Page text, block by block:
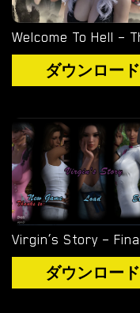
ダウンロード
ダウンロード